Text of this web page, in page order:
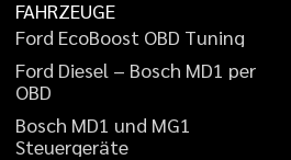
FAHRZEUGE
Ford EcoBoost OBD Tuning
Ford Diesel – Bosch MD1 per
OBD
Bosch MD1 und MG1
Steuergeräte